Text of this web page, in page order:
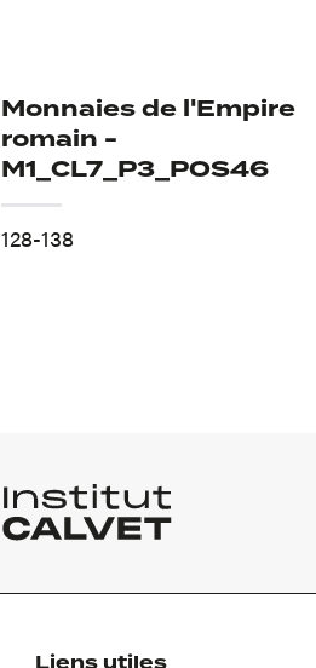
Monnaies de l'Empire
romain -
M1_CL7_P3_POS46
128-138